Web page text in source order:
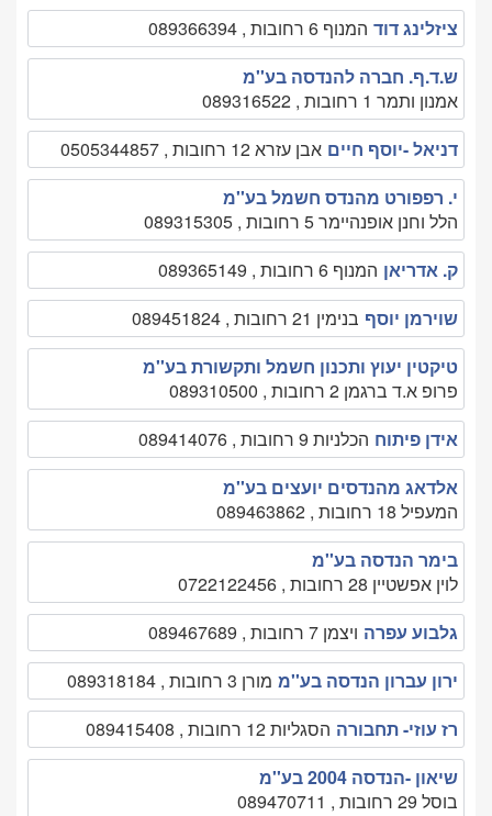
ציזלינג דוד המנוף 6 רחובות , 089366394
ש.ד.ף. חברה להנדסה בע''מ
אמנון ותמר 1 רחובות , 089316522
דניאל -יוסף חיים אבן עזרא 12 רחובות , 0505344857
י. רפפורט מהנדס חשמל בע''מ
הלל וחנן אופנהיימר 5 רחובות , 089315305
ק. אדריאן המנוף 6 רחובות , 089365149
שוירמן יוסף בנימין 21 רחובות , 089451824
טיקטין יעוץ ותכנון חשמל ותקשורת בע''מ
פרופ א.ד ברגמן 2 רחובות , 089310500
אידן פיתוח הכלניות 9 רחובות , 089414076
אלדאג מהנדסים יועצים בע''מ
המעפיל 18 רחובות , 089463862
בימר הנדסה בע''מ
לוין אפשטיין 28 רחובות , 0722122456
גלבוע עפרה ויצמן 7 רחובות , 089467689
ירון עברון הנדסה בע''מ מורן 3 רחובות , 089318184
רז עוזי- תחבורה הסגליות 12 רחובות , 089415408
שיאון -הנדסה 2004 בע''מ
בוסל 29 רחובות , 089470711